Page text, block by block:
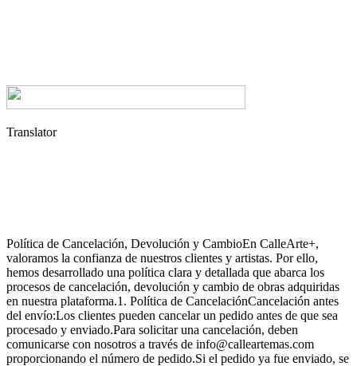
Translator
Política de Cancelación, Devolución y CambioEn CalleArte+,
valoramos la confianza de nuestros clientes y artistas. Por ello,
hemos desarrollado una política clara y detallada que abarca los
procesos de cancelación, devolución y cambio de obras adquiridas
en nuestra plataforma.1. Política de CancelaciónCancelación antes
del envío:Los clientes pueden cancelar un pedido antes de que sea
procesado y enviado.Para solicitar una cancelación, deben
comunicarse con nosotros a través de info@calleartemas.com
proporcionando el número de pedido.Si el pedido ya fue enviado, se